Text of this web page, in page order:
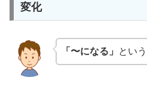
変化
「〜になる」 とい